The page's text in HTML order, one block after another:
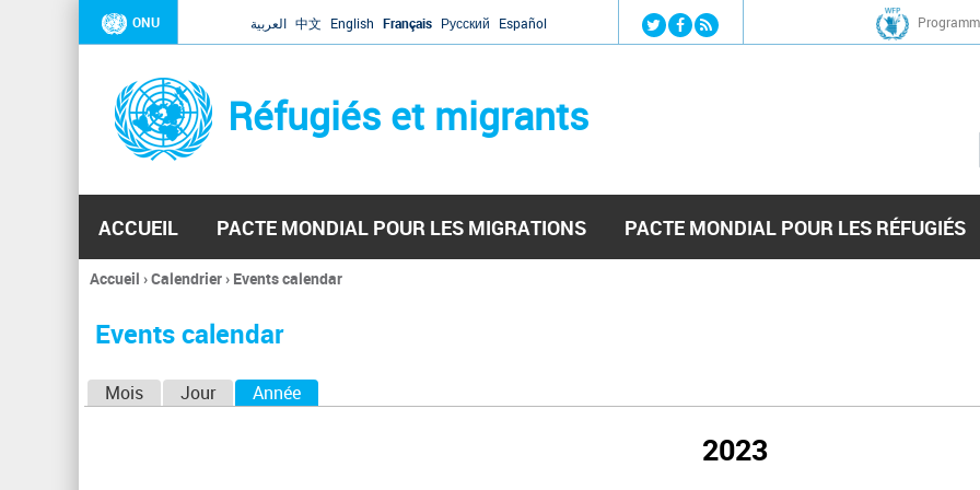
Jump to navigation
ONU العربية 中文 English Français Русский Español
Réfugiés et migrants
ACCUEIL PACTE MONDIAL POUR LES MIGRATIONS PACTE MONDIAL POUR LES RÉFUGIÉS
Vous
ici
Accueil ›Calendrier› Events calendar
Events calendar
Mois Jour Année
2023